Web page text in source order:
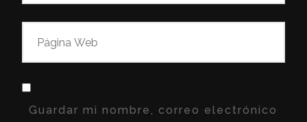
Guardar mi nombre, correo electrónico